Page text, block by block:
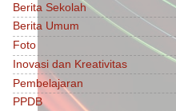
Berita Sekolah
Berita Umum
Foto
Inovasi dan Kreativitas
Pembelajaran
PPDB